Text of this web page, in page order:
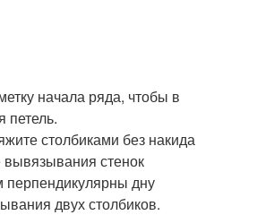
начала ряда, чтобы в
петель.
столбиками без накида
стенок
перпендикулярны дну
двух столбиков.